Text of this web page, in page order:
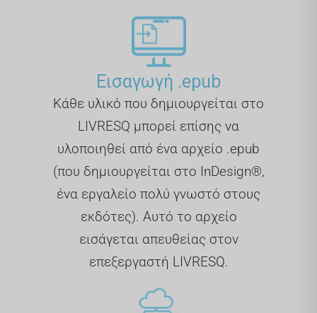
Εισαγωγή .epub
Κάθε υλικό που δημιουργείται στο
LIVRESQ μπορεί επίσης να
υλοποιηθεί από ένα αρχείο .epub
(που δημιουργείται στο InDesign®,
ένα εργαλείο πολύ γνωστό στους
εκδότες). Αυτό το αρχείο
εισάγεται απευθείας στον
επεξεργαστή LIVRESQ.